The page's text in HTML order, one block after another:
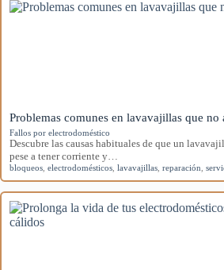
Problemas comunes en lavavajillas que no
Fallos por electrodoméstico
Descubre las causas habituales de que un
pese a tener corriente y…
bloqueos electrodomésticos lavavajillas reparación